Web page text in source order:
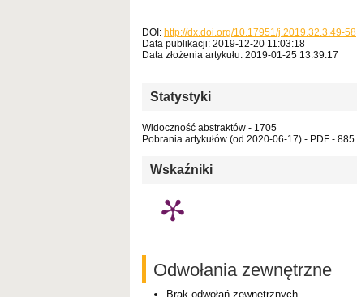
DOI: http://dx.doi.org/10.17951/j.2019.32.3.49-58
Data publikacji: 2019-12-20 11:03:18
Data złożenia artykułu: 2019-01-25 13:39:17
Statystyki
Widoczność abstraktów - 1705
Pobrania artykułów (od 2020-06-17) - PDF - 885
Wskaźniki
Odwołania zewnętrzne
Brak odwołań zewnętrznych